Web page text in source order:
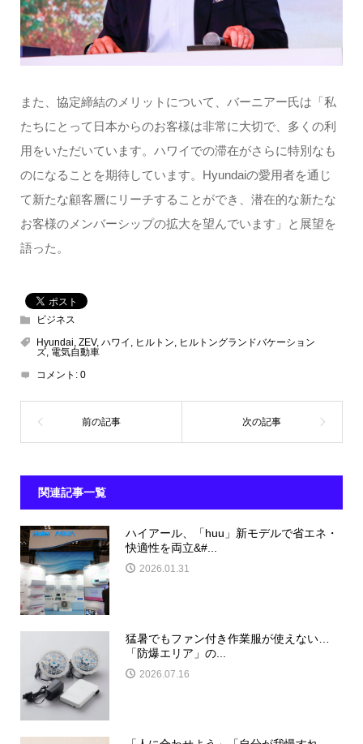
また、協定締結のメリットについて、バーニアー氏は「私
たちにとって日本からのお客様は非常に大切で、多くの利
用をいただいています。ハワイでの滞在がさらに特別なも
のになることを期待しています。Hyundaiの愛用者を通じ
て新たな顧客層にリーチすることができ、潜在的な新たな
お客様のメンバーシップの拡大を望んでいます」と展望を
語った。
ビジネス
Hyundai ZEV, ハワイ ヒルトン
ヒルトングランドバケーション
ズ, 電気自動車
コメント: 0
関連記事一覧
ハイアール、「huu」新モデルで省エネ・
快適性を両立&#...
2026.01.31
猛暑でもファン付き作業服が使えない…
「防爆エリア」の...
2026.07.16